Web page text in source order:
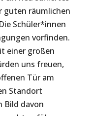
guten räumlichen
Schüler*innen
vorfinden.
einer großen
uns freuen,
Tür am
Standort
Bild davon